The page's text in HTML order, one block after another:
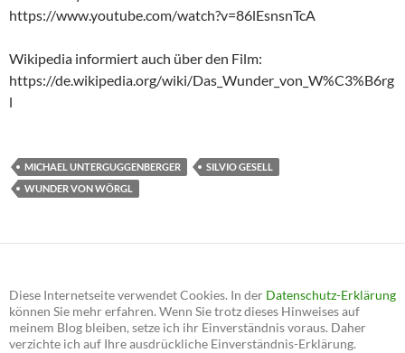
https://www.youtube.com/watch?v=86lEsnsnTcA
Wikipedia informiert auch über den Film:
https://de.wikipedia.org/wiki/Das_Wunder_von_W%C3%B6rg
l
MICHAEL UNTERGUGGENBERGER
SILVIO GESELL
WUNDER VON WÖRGL
Diese Internetseite verwendet Cookies. In der Datenschutz-Erklärung
können Sie mehr erfahren. Wenn Sie trotz dieses Hinweises auf
meinem Blog bleiben, setze ich ihr Einverständnis voraus. Daher
verzichte ich auf Ihre ausdrückliche Einverständnis-Erklärung.